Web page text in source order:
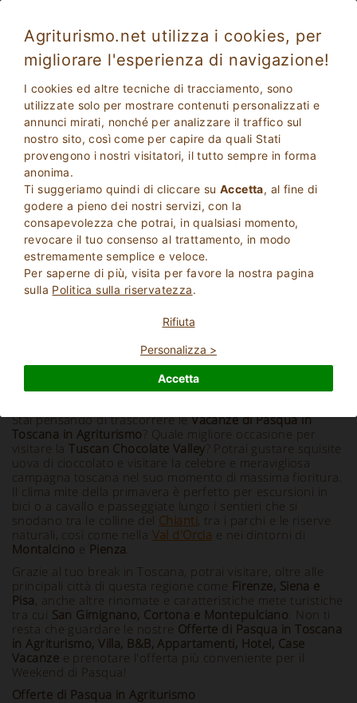
Agriturismo.net utilizza i cookies, per
migliorare l'esperienza di navigazione!
I cookies ed altre tecniche di tracciamento, sono
utilizzate solo per mostrare contenuti personalizzati e
annunci mirati, nonché per analizzare il traffico sul
nostro sito, così come per capire da quali Stati
provengono i nostri visitatori, il tutto sempre in forma
anonima.
Ti suggeriamo quindi di cliccare su Accetta, al fine di
godere a pieno dei nostri servizi, con la
consapevolezza che potrai, in qualsiasi momento,
revocare il tuo consenso al trattamento, in modo
estremamente semplice e veloce.
Per saperne di più, visita per favore la nostra pagina
sulla Politica sulla riservatezza.
Rifiuta
Personalizza >
Accetta
Vacanze di Pasqua in Agriturismo in
Toscana
2Adulti
0Bambini CERCA
Info e Descrizione
Stai pensando di trascorrere leVacanze di Pasqua in
Toscana in Agriturismo ? Quale migliore occasione per
visitare laTuscan Chocolate Valley? Potrai gustare squisite
uova di cioccolato e visitare la celebre e meravigliosa
campagna toscana nel suo momento di massima fioritura.
Il clima mite della primavera è perfetto per escursioni in
bici o a cavallo e passeggiate lungo i sentieri che si
snodano tra le colline del Chianti, tra i parchi e le riserve
naturali, così come nella Val d'Orcia e nei dintorni di
Montalcino e Pienza.
Grazie al tuo break in Toscana, potrai visitare, oltre alle
principali città di questa regione come Firenze, Siena e
Pisa, anche altre rinomate e caratteristiche mete turistiche
tra cui San Gimignano, Cortona e Montepulciano. Non ti
resta che guardare le nostre Offerte di Pasqua in Toscana
in Agriturismo, Villa, B&B, Appartamenti, Hotel, Case
Vacanze e prenotare l'offerta più conveniente per il
Weekend di Pasqua!
Offerte di Pasqua in Agriturismo